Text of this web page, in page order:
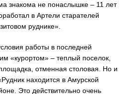
знакома не понаслышке – 11 лет
в Артели старателей
руднике».
работы в последней
«курортом» – теплый поселок,
отменная столовая. Но и
находится в Амурской
Это действительно очень